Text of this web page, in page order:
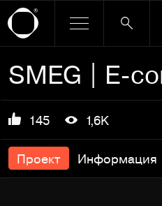
145 1,6K
Проект Информация